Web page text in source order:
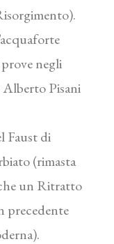
negli
Alberto Pisani
Faust di
(rimasta
un Ritratto
precedente